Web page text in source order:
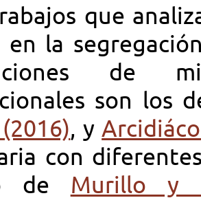
que
en la
de
son los
, y
con
de Murillo y